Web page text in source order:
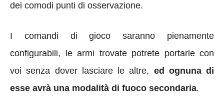
dei comodi punti di osservazione.
I comandi di gioco saranno pienamente
configurabili, le armi trovate potrete portarle con
voi senza dover lasciare le altre, ed ognuna di
esse avrà una modalità di fuoco secondaria.